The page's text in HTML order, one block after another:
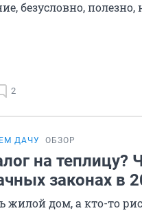
безусловно, полезно,
2
ДАЧУ ОБЗОР
на теплицу?
законах в
дом, а кто-то